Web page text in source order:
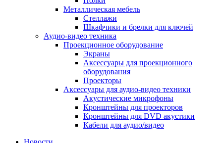
Металлическая мебель
Стеллажи
Шкафчики и брелки для ключей
Аудио-видео техника
Проекционное оборудование
Экраны
Аксессуары для проекционного
оборудования
Проекторы
Аксессуары для аудио-видео техники
Акустические микрофоны
Кронштейны для проекторов
Кронштейны для DVD акустики
Кабели для аудио/видео